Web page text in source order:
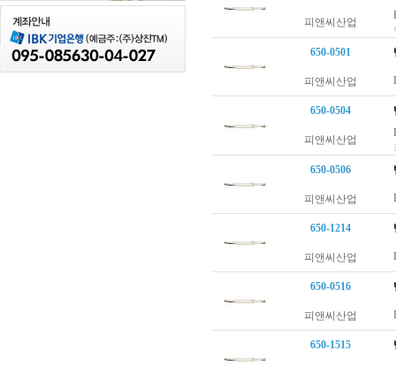
피앤씨산업
650-0501
피앤씨산업
650-0504
피앤씨산업
650-0506
피앤씨산업
650-1214
피앤씨산업
650-0516
피앤씨산업
650-1515